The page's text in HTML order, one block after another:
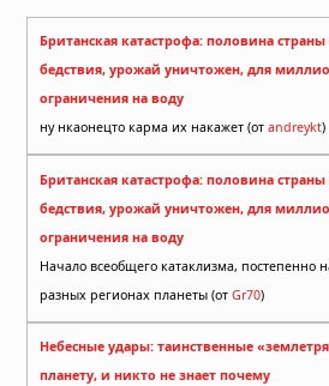
Британская катастрофа: половина
бедствия, урожай уничтожен, для
ограничения на воду
ну нкаонецто карма их накажет (от andreykt)
Британская катастрофа: половина
бедствия, урожай уничтожен, для
ограничения на воду
Начало всеобщего катаклизма, постепенно
разных регионах планеты (от Gr70)
Небесные удары: таинственные
планету, и никто не знает почему